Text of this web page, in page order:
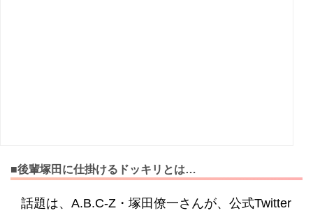
■後輩塚田に仕掛けるドッキリとは…
話題は、A.B.C-Z・塚田僚一さんが、公式Twitter